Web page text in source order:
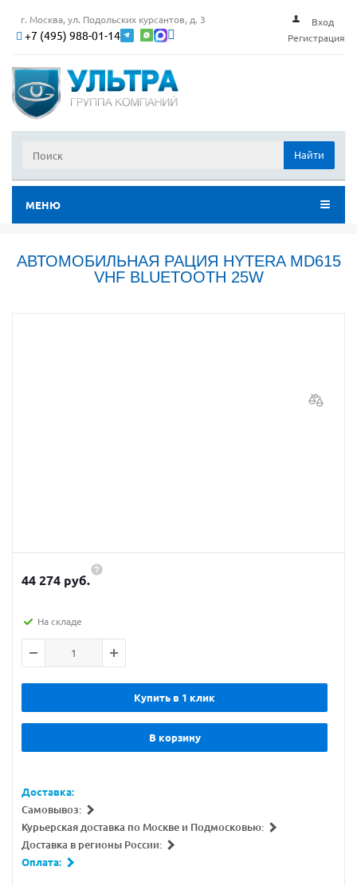
г. Москва, ул. Подольских курсантов, д. 3
+7 (495) 988-01-14
Вход
Регистрация
Найти
МЕНЮ
АВТОМОБИЛЬНАЯ РАЦИЯ HYTERA MD615
VHF BLUETOOTH 25W
44 274 руб.
На складе
Купить в 1 клик
В корзину
Доставка:
Самовывоз:
Курьерская доставка по Москве и Подмосковью:
Доставка в регионы России:
Оплата: